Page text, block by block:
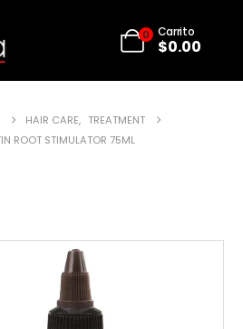
0 Carrito
$0.00
HAIR CARE, TREATMENT
ROOT STIMULATOR 75ML